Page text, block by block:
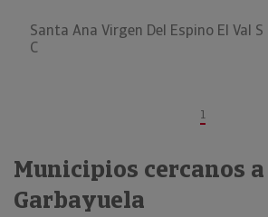
Santa Ana Virgen Del Espino El Val S
C
1
Municipios cercanos a
Garbayuela